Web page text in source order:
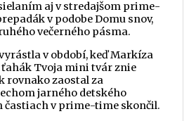
aj v stredajšom prime-
v podobe Domu snov,
večerného pásma.
v období, keď Markíza
Tvoja mini tvár znie
rovnako zaostal za
jarného detského
častiach v prime-time skončil.